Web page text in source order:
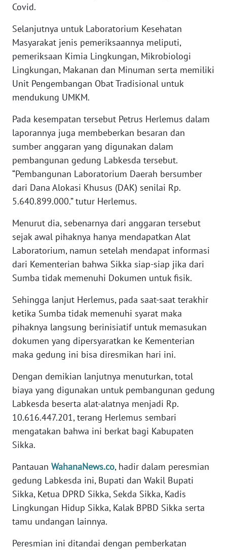
Covid.
Selanjutnya untuk Laboratorium Kesehatan
Masyarakat jenis pemeriksaannya meliputi,
pemeriksaan Kimia Lingkungan, Mikrobiologi
Lingkungan, Makanan dan Minuman serta memiliki
Unit Pengembangan Obat Tradisional untuk
mendukung UMKM.
Pada kesempatan tersebut Petrus Herlemus dalam
laporannya juga membeberkan besaran dan
sumber anggaran yang digunakan dalam
pembangunan gedung Labkesda tersebut.
“Pembangunan Laboratorium Daerah bersumber
dari Dana Alokasi Khusus (DAK) senilai Rp.
5.640.899.000.” tutur Herlemus.
Menurut dia, sebenarnya dari anggaran tersebut
sejak awal pihaknya hanya mendapatkan Alat
Laboratorium, namun setelah mendapat informasi
dari Kementerian bahwa Sikka siap-siap jika dari
Sumba tidak memenuhi Dokumen untuk fisik.
Sehingga lanjut Herlemus, pada saat-saat terakhir
ketika Sumba tidak memenuhi syarat maka
pihaknya langsung berinisiatif untuk memasukan
dokumen yang dipersyaratkan ke Kementerian
maka gedung ini bisa diresmikan hari ini.
Dengan demikian lanjutnya menuturkan, total
biaya yang digunakan untuk pembangunan gedung
Labkesda beserta alat-alatnya menjadi Rp.
10.616.447.201, terang Herlemus sembari
mengatakan bahwa ini berkat bagi Kabupaten
Sikka.
Pantauan WahanaNews.co, hadir dalam peresmian
gedung Labkesda ini, Bupati dan Wakil Bupati
Sikka, Ketua DPRD Sikka, Sekda Sikka, Kadis
Lingkungan Hidup Sikka, Kalak BPBD Sikka serta
tamu undangan lainnya.
Peresmian ini ditandai dengan pemberkatan
WN
WN
BENGKULU
WN
LAMPUNG
WN
JATENG
WN
NUSANTARA
WN
WN
JATIM
WN
WN
KALBAR
KALTENG
WN
KALTARA
KALSEL
KALTIM
WN
SULSEL
GORONTALO